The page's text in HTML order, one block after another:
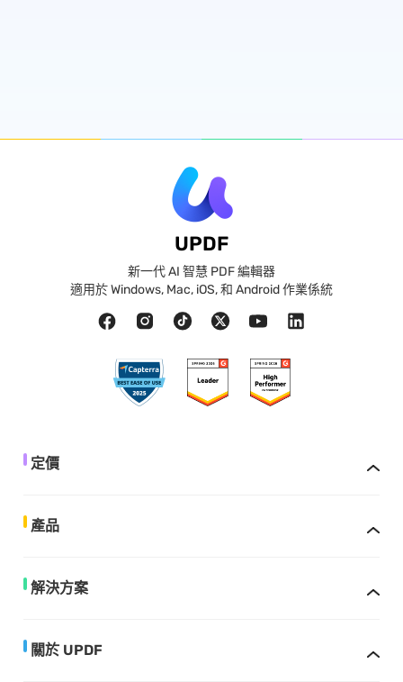
UPDF
新一代 AI 智慧 PDF 編輯器
適用於 Windows, Mac, iOS, 和 Android 作業係統
定價
產品
解決方案
關於 UPDF